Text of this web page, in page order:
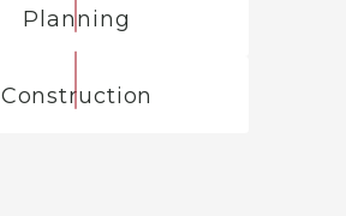
Planning
Construction